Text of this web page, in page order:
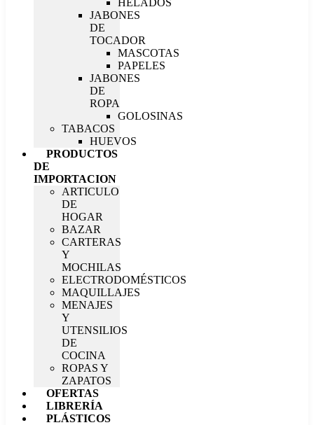
JABONES
DE
TOCADOR
MASCOTAS
PAPELES
JABONES
DE
ROPA
GOLOSINAS
TABACOS
HUEVOS
PRODUCTOS
DE
IMPORTACION
ARTICULO
DE
HOGAR
BAZAR
CARTERAS
Y
MOCHILAS
ELECTRODOMÉSTICOS
MAQUILLAJES
MENAJES
Y
UTENSILIOS
DE
COCINA
ROPAS Y
ZAPATOS
OFERTAS
LIBRERÍA
PLÁSTICOS